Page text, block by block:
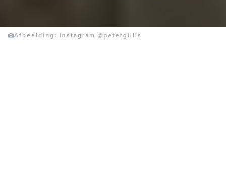
Afbeelding: Instagram @petergillis